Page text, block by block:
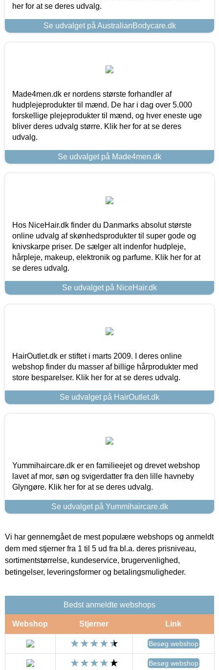
her for at se deres udvalg.
Se udvalget på AustralianBodycare.dk
Made4men.dk er nordens største forhandler af
hudplejeprodukter til mænd. De har i dag over 5.000
forskellige plejeprodukter til mænd, og hver eneste uge
bliver deres udvalg større. Klik her for at se deres
udvalg.
Se udvalget på Made4men.dk
Hos NiceHair.dk finder du Danmarks absolut største
online udvalg af skønhedsprodukter til super gode og
knivskarpe priser. De sælger alt indenfor hudpleje,
hårpleje, makeup, elektronik og parfume. Klik her for at
se deres udvalg.
Se udvalget på NiceHair.dk
HairOutlet.dk er stiftet i marts 2009. I deres online
webshop finder du masser af billige hårprodukter med
store besparelser. Klik her for at se deres udvalg.
Se udvalget på HairOutlet.dk
Yummihaircare.dk er en familieejet og drevet webshop
lavet af mor, søn og svigerdatter fra den lille havneby
Glyngøre. Klik her for at se deres udvalg.
Se udvalget på Yummihaircare.dk
Vi har gennemgået de mest populære webshops og anmeldt
dem med stjerner fra 1 til 5 ud fra bl.a. deres prisniveau,
sortimentstørrelse, kundeservice, brugervenlighed,
betingelser, leveringsformer og betalingsmuligheder.
Bedst anmeldte webshops
Webshop Stjerner Link
Besøg webshop
Besøg webshop